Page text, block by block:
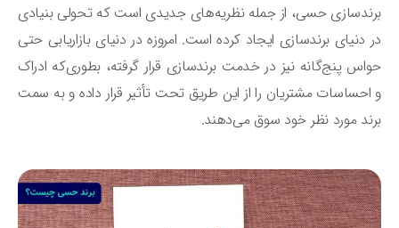
حسی، از جمله نظریه‌های‌ جدیدی است که تحولی بنیادی
دنیای برندسازی ایجاد کرده است. امروزه در دنیای بازاریابی حتی
پنج‌گانه نیز در خدمت برندسازی قرار گرفته، بطوری‌که ادراک
مشتریان را از این طریق تحت تأثیر قرار داده و به سمت
مورد نظر خود سوق می‌دهند.